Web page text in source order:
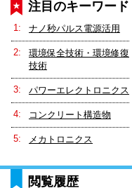
注目のキーワード
ナノ秒パルス電源活用
環境保全技術・環境修復
技術
パワーエレクトロニクス
コンクリート構造物
メカトロニクス
閲覧履歴